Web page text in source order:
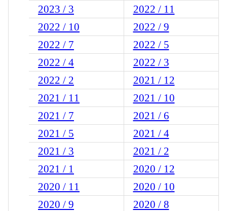
2023 / 3
2022 / 11
2022 / 10
2022 / 9
2022 / 7
2022 / 5
2022 / 4
2022 / 3
2022 / 2
2021 / 12
2021 / 11
2021 / 10
2021 / 7
2021 / 6
2021 / 5
2021 / 4
2021 / 3
2021 / 2
2021 / 1
2020 / 12
2020 / 11
2020 / 10
2020 / 9
2020 / 8